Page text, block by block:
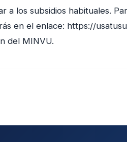
a los subsidios habituales.
en el enlace: https://
del MINVU.